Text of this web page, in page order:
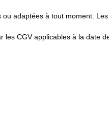
adaptées à tout moment.
CGV applicables à la date